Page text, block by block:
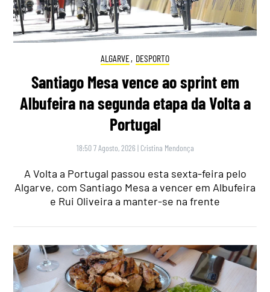
ALGARVE, DESPORTO
Santiago Mesa vence ao sprint em
Albufeira na segunda etapa da Volta a
Portugal
18:50 7 Agosto, 2026 | Cristina Mendonça
A Volta a Portugal passou esta sexta-feira pelo
Algarve, com Santiago Mesa a vencer em Albufeira
e Rui Oliveira a manter-se na frente